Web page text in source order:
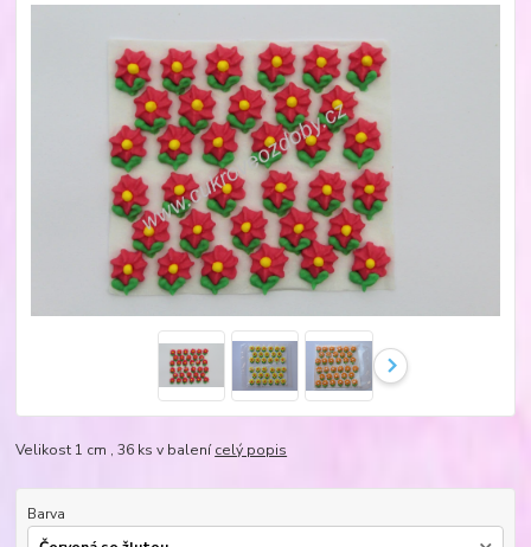
Velikost 1 cm , 36 ks v balenícelý popis
Barva